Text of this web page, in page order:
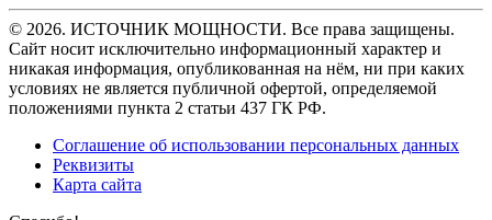
© 2026. ИСТОЧНИК МОЩНОСТИ. Все права защищены.
Сайт носит исключительно информационный характер и
никакая информация, опубликованная на нём, ни при каких
условиях не является публичной офертой, определяемой
положениями пункта 2 статьи 437 ГК РФ.
Соглашение об использовании персональных данных
Реквизиты
Карта сайта